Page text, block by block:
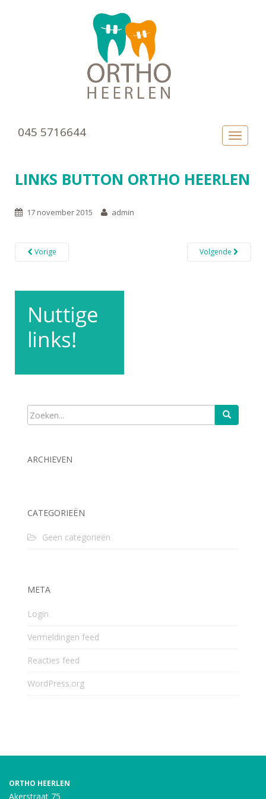
045 5716644
LINKS BUTTON ORTHO HEERLEN
17 november 2015 admin
Vorige Volgende
ARCHIEVEN
CATEGORIEËN
Geen categorieën
META
Login
Vermeldingen feed
Reacties feed
WordPress.org
ORTHO HEERLEN
Akerstraat 75